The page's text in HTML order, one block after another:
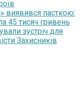
виявився пасткою:
45 тисяч гривень
зустріч для
Захисників